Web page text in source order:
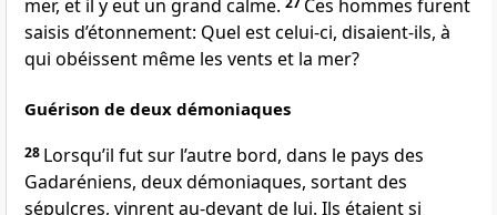
mer, et il y eut un grand calme.
Ces hommes furent
saisis d’étonnement: Quel est celui-ci, disaient-ils, à
qui obéissent même les vents et la mer?
Guérison de deux démoniaques
28 Lorsqu’il fut sur l’autre bord, dans le pays des
Gadaréniens, deux démoniaques, sortant des
sépulcres, vinrent au-devant de lui. Ils étaient si